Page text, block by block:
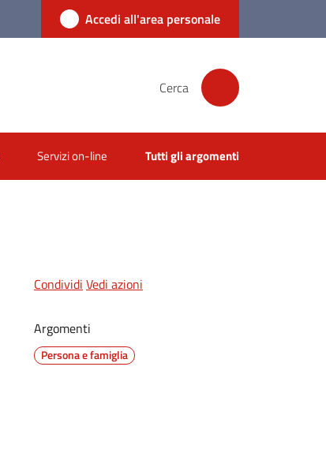
Accedi all'area personale
Cerca
Servizi on-line Tutti gli argomenti
Condividi Vedi azioni
Argomenti
Persona e famiglia